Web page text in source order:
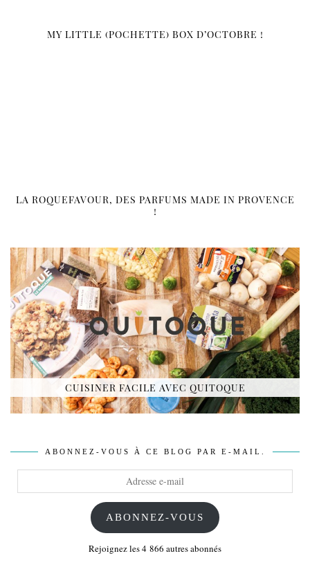
MY LITTLE (POCHETTE) BOX D’OCTOBRE !
LA ROQUEFAVOUR, DES PARFUMS MADE IN PROVENCE
!
CUISINER FACILE AVEC QUITOQUE
ABONNEZ-VOUS À CE BLOG PAR E-MAIL.
ABONNEZ-VOUS
Rejoignez les 4 866 autres abonnés